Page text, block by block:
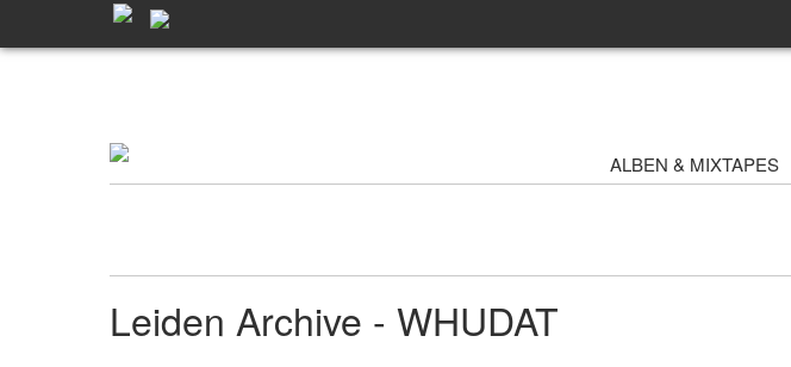
ALBEN & MIXTAPES
Leiden Archive - WHUDAT